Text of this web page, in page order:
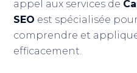
appel aux services de
SEO est spécialisée
comprendre et
efficacement.